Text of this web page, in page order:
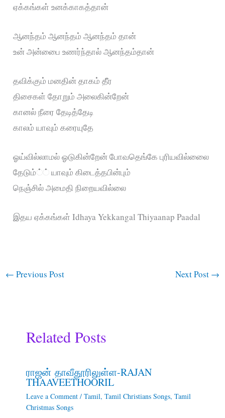
ஏக்கங்கள் உனக்காகத்தான்
ஆனந்தம் ஆனந்தம் ஆனந்தம் தான்
உன் அன்பைை உணர்ந்தால் ஆனந்தம்தான்
தவிக்கும் மனதின் தாகம் தீீர
திசைகள் தோறும் அலைகின்றேன்
கானல் நீரை தேடித்தேடி
காலம் யாவும் கரையுதே
ஓய்வில்லாமல் ஓடுகின்றேன் போவதெங்கே புரியவில்லைை
தேடும்்் யாவும் கிடைத்தபின்பும்
நெஞ்சில் அமைதி நிறையவில்லை
இதய ஏக்கங்கள் Idhaya Yekkangal Thiyaanap Paadal
← Previous Post Next Post →
Related Posts
ராஜன் தாவீதூரிலுள்ள-RAJAN
THAAVEETHOORIL
Leave a Comment / Tamil, Tamil Christians Songs, Tamil
Christmas Songs